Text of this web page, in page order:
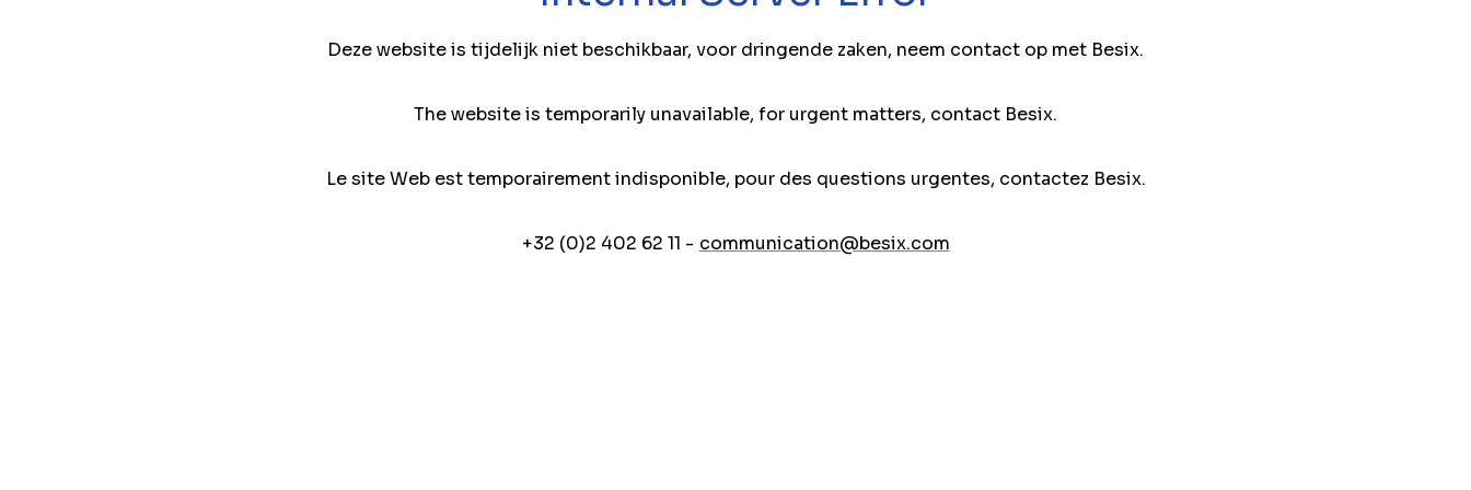
Deze website is tijdelijk niet beschikbaar, voor dringende zaken, neem contact op met Besix.
The website is temporarily unavailable, for urgent matters, contact Besix.
Le site Web est temporairement indisponible, pour des questions urgentes, contactez Besix.
+32 (0)2 402 62 11 - communication@besix.com